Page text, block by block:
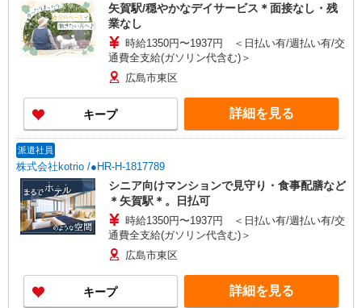
矢賀駅/穏やかなデイサービス＊面接なし・残
業なし
時給1350円〜1937円 ＜日払い有/週払い有/交
通費全支給(ガソリン代含む)＞
広島市東区
キープ 詳細を見る
派遣社員
株式会社kotrio /●HR-H-1817789
シニア向けマンションで見守り・食事配膳など
＊矢賀駅＊。日払可
時給1350円〜1937円 ＜日払い有/週払い有/交
通費全支給(ガソリン代含む)＞
広島市東区
キープ 詳細を見る